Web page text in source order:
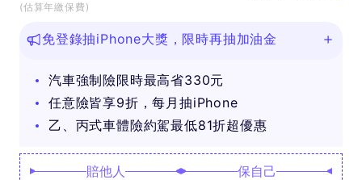
(估算年繳保費)
免登錄抽iPhone大獎，限時再抽加油金
汽車強制險限時最高省330元
任意險皆享9折，每月抽iPhone
乙、丙式車體險約駕最低81折超優惠
賠他人 保自己